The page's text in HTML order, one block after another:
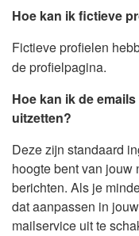
Hoe kan ik fictieve
Fictieve profielen
de profielpagina.
Hoe kan ik de
uitzetten?
Deze zijn standaard
hoogte bent van
berichten. Als je
dat aanpassen in
mailservice uit te